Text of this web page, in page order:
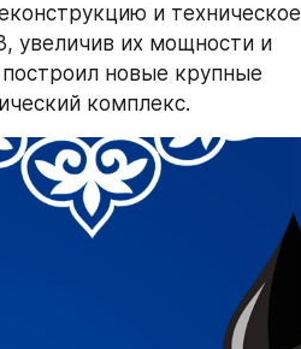
и техническое
увеличив их мощности и
новые крупные
комплекс.